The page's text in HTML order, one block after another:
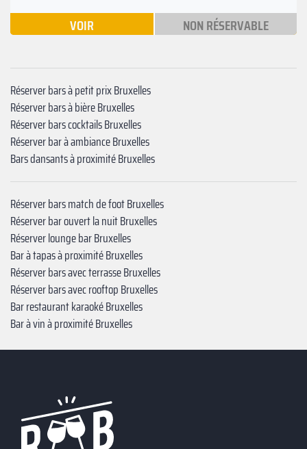
VOIR NON RÉSERVABLE
Réserver bars à petit prix Bruxelles
Réserver bars à bière Bruxelles
Réserver bars cocktails Bruxelles
Réserver bar à ambiance Bruxelles
Bars dansants à proximité Bruxelles
Réserver bars match de foot Bruxelles
Réserver bar ouvert la nuit Bruxelles
Réserver lounge bar Bruxelles
Bar à tapas à proximité Bruxelles
Réserver bars avec terrasse Bruxelles
Réserver bars avec rooftop Bruxelles
Bar restaurant karaoké Bruxelles
Bar à vin à proximité Bruxelles